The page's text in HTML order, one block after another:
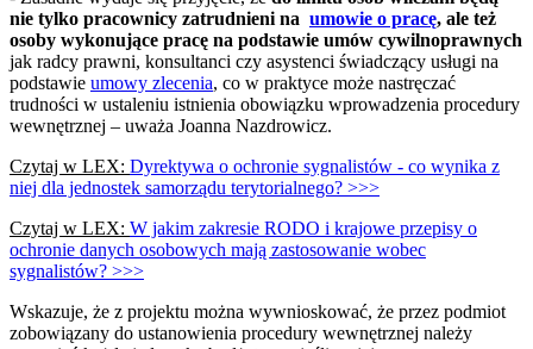
nie tylko pracownicy zatrudnieni na umowie o pracę, ale też
osoby wykonujące pracę na podstawie umów cywilnoprawnych
jak radcy prawni, konsultanci czy asystenci świadczący usługi na
podstawie umowy zlecenia, co w praktyce może nastręczać
trudności w ustaleniu istnienia obowiązku wprowadzenia procedury
wewnętrznej – uważa Joanna Nazdrowicz.
Czytaj w LEX: Dyrektywa o ochronie sygnalistów - co wynika z
niej dla jednostek samorządu terytorialnego? >>>
Czytaj w LEX: W jakim zakresie RODO i krajowe przepisy o
ochronie danych osobowych mają zastosowanie wobec
sygnalistów? >>>
Wskazuje, że z projektu można wywnioskować, że przez podmiot
zobowiązany do ustanowienia procedury wewnętrznej należy